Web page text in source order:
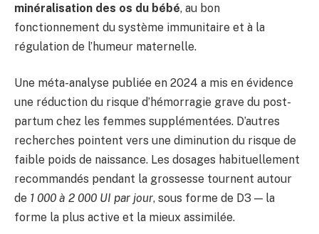
minéralisation des os du bébé, au bon
fonctionnement du système immunitaire et à la
régulation de l’humeur maternelle.
Une méta-analyse publiée en 2024 a mis en évidence
une réduction du risque d’hémorragie grave du post-
partum chez les femmes supplémentées. D’autres
recherches pointent vers une diminution du risque de
faible poids de naissance. Les dosages habituellement
recommandés pendant la grossesse tournent autour
de 1 000 à 2 000 UI par jour, sous forme de D3 — la
forme la plus active et la mieux assimilée.